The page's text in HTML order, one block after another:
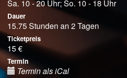
Sa. 10 - 20 Uhr; So. 10 - 18 Uhr
Dauer
15.75 Stunden an 2 Tagen
Ticketpreis
15 €
Termin
Termin als iCal